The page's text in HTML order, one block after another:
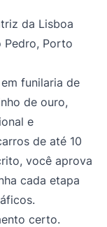
da Lisboa
Pedro, Porto
funilaria de
de ouro,
e
de até 10
você aprova
cada etapa
certo.